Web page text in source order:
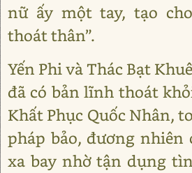
nữ ấy một tay, tạo
thoát thân”.
Yến Phi và Thác Bạt
đã có bản lĩnh thoát
Khất Phục Quốc Nhân,
pháp bảo, đương nhiên
xa bay nhờ tận dụng